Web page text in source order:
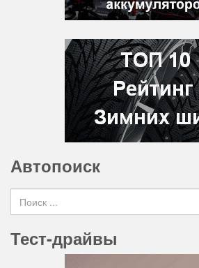
Автопоиск
Search for
Тест-драйвы